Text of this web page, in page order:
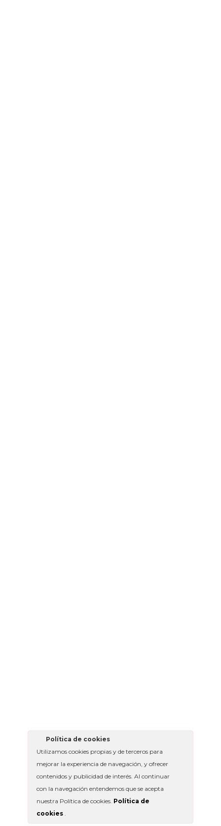
Política de cookies
Utilizamos cookies propias y de terceros para
mejorar la experiencia de navegación, y ofrecer
contenidos y publicidad de interés. Al continuar
con la navegación entendemos que se acepta
nuestra Política de cookies. Política de
cookies .